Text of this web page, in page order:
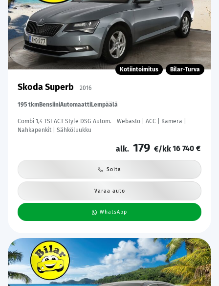
Kotiintoimitus Bilar-Turva
Skoda Superb 2016
195 tkmBensiiniAutomaattiLempäälä
Combi 1,4 TSI ACT Style DSG Autom. - Webasto | ACC | Kamera |
Nahkapenkit | Sähköluukku
alk. 179 €/kk16 740 €
Soita
Varaa auto
WhatsApp